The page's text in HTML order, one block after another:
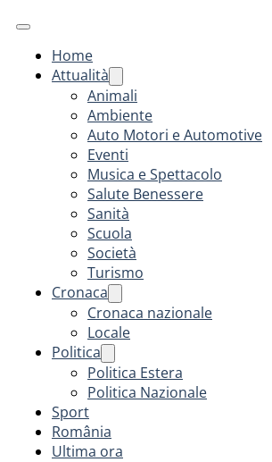
Home
Attualità
Animali
Ambiente
Auto Motori e Automotive
Eventi
Musica e Spettacolo
Salute Benessere
Sanità
Scuola
Società
Turismo
Cronaca
Cronaca nazionale
Locale
Politica
Politica Estera
Politica Nazionale
Sport
România
Ultima ora